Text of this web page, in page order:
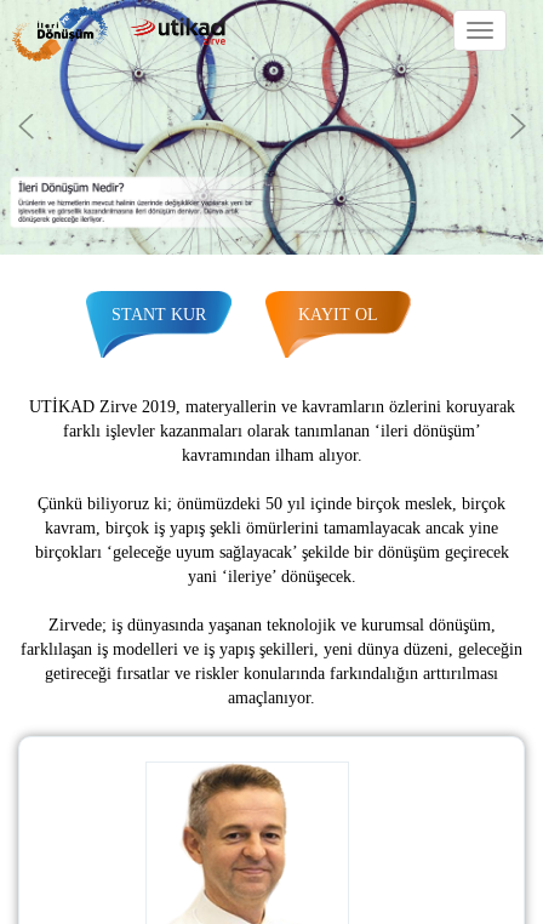
MENÜ
10 Ekim 2019
09:00 – 16:30
Elite World Europe Otel İstanbul
STANT KUR KAYIT OL
UTİKAD Zirve 2019, materyallerin ve kavramların özlerini koruyarak
farklı işlevler kazanmaları olarak tanımlanan ‘ileri dönüşüm’
kavramından ilham alıyor.
Çünkü biliyoruz ki; önümüzdeki 50 yıl içinde birçok meslek, birçok
kavram, birçok iş yapış şekli ömürlerini tamamlayacak ancak yine
birçokları ‘geleceğe uyum sağlayacak’ şekilde bir dönüşüm geçirecek
yani ‘ileriye’ dönüşecek.
Zirvede; iş dünyasında yaşanan teknolojik ve kurumsal dönüşüm,
farklılaşan iş modelleri ve iş yapış şekilleri, yeni dünya düzeni, geleceğin
getireceği fırsatlar ve riskler konularında farkındalığın arttırılması
amaçlanıyor.